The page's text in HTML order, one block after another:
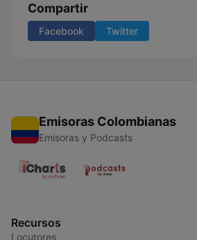
Compartir
Facebook Twitter
Emisoras Colombianas
Emisoras y Podcasts
Recursos
Locutores